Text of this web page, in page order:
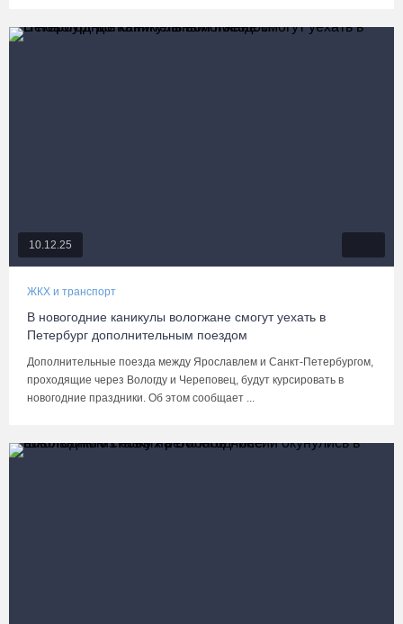
10.12.25
ЖКХ и транспорт
В новогодние каникулы вологжане смогут уехать в
Петербург дополнительным поездом
Дополнительные поезда между Ярославлем и Санкт-Петербургом,
проходящие через Вологду и Череповец, будут курсировать в
новогодние праздники. Об этом сообщает ...